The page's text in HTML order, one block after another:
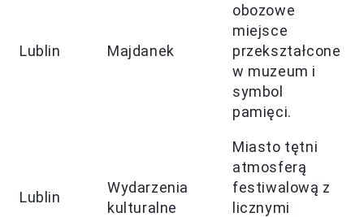
Lublin Majdanek
obozowe
miejsce
przekształcone
w muzeum i
symbol
pamięci.
Lublin
Wydarzenia
kulturalne
Miasto tętni
atmosferą
festiwalową z
licznymi